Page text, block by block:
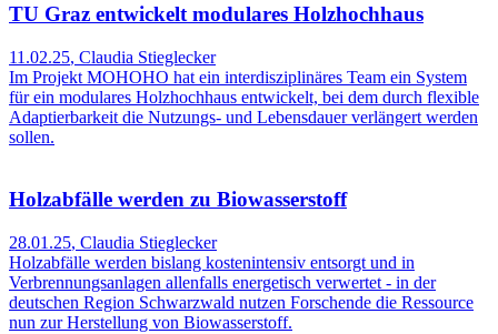
TU Graz entwickelt modulares Holzhochhaus
11.02.25, Claudia Stieglecker
Im Projekt MOHOHO hat ein interdisziplinäres Team ein System
für ein modulares Holzhochhaus entwickelt, bei dem durch flexible
Adaptierbarkeit die Nutzungs- und Lebensdauer verlängert werden
sollen.
Holzabfälle werden zu Biowasserstoff
28.01.25, Claudia Stieglecker
Holzabfälle werden bislang kostenintensiv entsorgt und in
Verbrennungsanlagen allenfalls energetisch verwertet - in der
deutschen Region Schwarzwald nutzen Forschende die Ressource
nun zur Herstellung von Biowasserstoff.